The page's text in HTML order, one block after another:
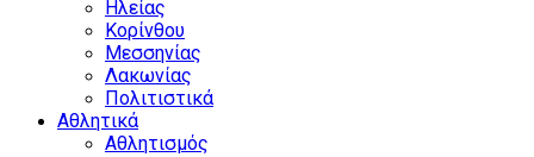
Ηλείας
Κορίνθου
Μεσσηνίας
Λακωνίας
Πολιτιστικά
Αθλητικά
Αθλητισμός